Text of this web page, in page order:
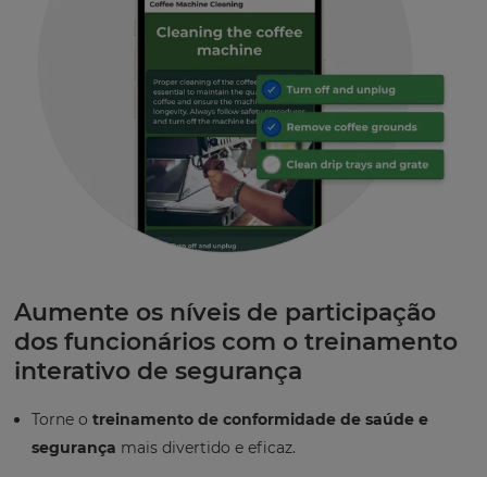
Aumente os níveis de participação
dos funcionários com o treinamento
interativo de segurança
Torne o treinamento de conformidade de saúde e
segurança mais divertido e eficaz.